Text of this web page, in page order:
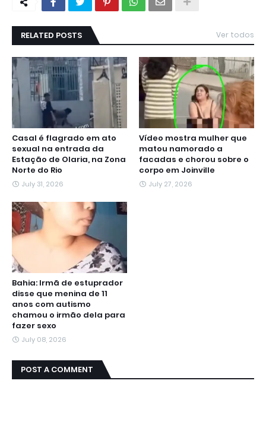
RELATED POSTS Ver todos
Casal é flagrado em ato
sexual na entrada da
Estação de Olaria, na Zona
Norte do Rio
July 31, 2026
Vídeo mostra mulher que
matou namorado a
facadas e chorou sobre o
corpo em Joinville
July 27, 2026
Bahia: Irmã de estuprador
disse que menina de 11
anos com autismo
chamou o irmão dela para
fazer sexo
July 08, 2026
POST A COMMENT